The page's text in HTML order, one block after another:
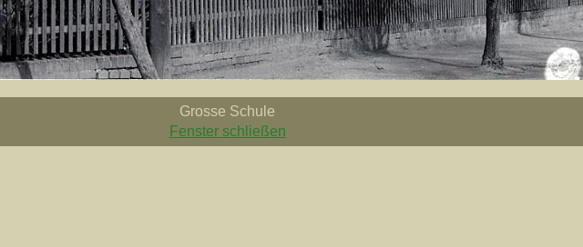
Grosse Schule
Fenster schließen